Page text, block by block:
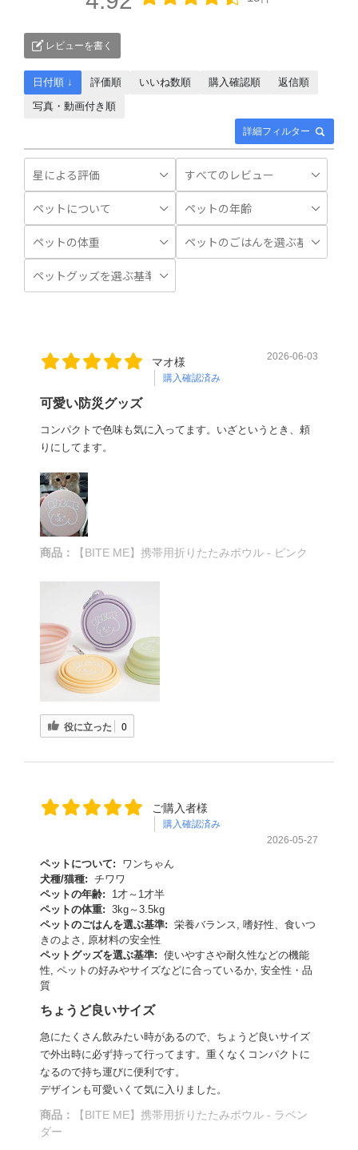
レビューを書く
詳細フィルター
日付順 ↓ 評価順 いいね数順 購入確認順
返信順
写真・動画付き順
マオ様
購入確認済み
2026-06-03
可愛い防災グッズ
コンパクトで色味も気に入ってます。いざというとき、頼
りにしてます。
商品： 【BITE ME】携帯用折りたたみボウル - ピンク
役に立った 0
ご購入者様
購入確認済み
2026-05-27
ペットについて:
ワンちゃん
犬種/猫種: チワワ
ペットの年齢:
1才～1才半
ペットの体重: 3kg～3.5kg
ペットのごはんを選ぶ基準: 栄養バランス, 嗜好性、食いつ
きのよさ, 原材料の安全性
ペットグッズを選ぶ基準: 使いやすさや耐久性などの機能
性, ペットの好みやサイズなどに合っているか, 安全性・品
質
ちょうど良いサイズ
急にたくさん飲みたい時があるので、ちょうど良いサイズ
で外出時に必ず持って行ってます。重くなくコンパクトに
なるので持ち運びに便利です。
デザインも可愛いくて気に入りました。
商品：
【BITE ME】携帯用折りたたみボウル - ラベン
ダー